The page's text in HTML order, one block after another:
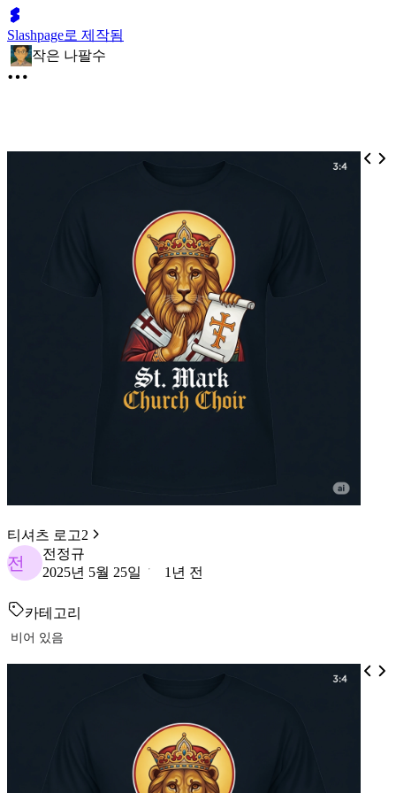
Slashpage로 제작됨
작은 나팔수
티셔츠 로고2
전
전정규
2025년 5월 25일
1년 전
카테고리
비어 있음